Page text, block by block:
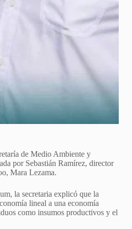
de Medio Ambiente y
por Sebastián Ramírez, director
Mara Lezama.
la secretaria explicó que la
lineal a una economía
como insumos productivos y el